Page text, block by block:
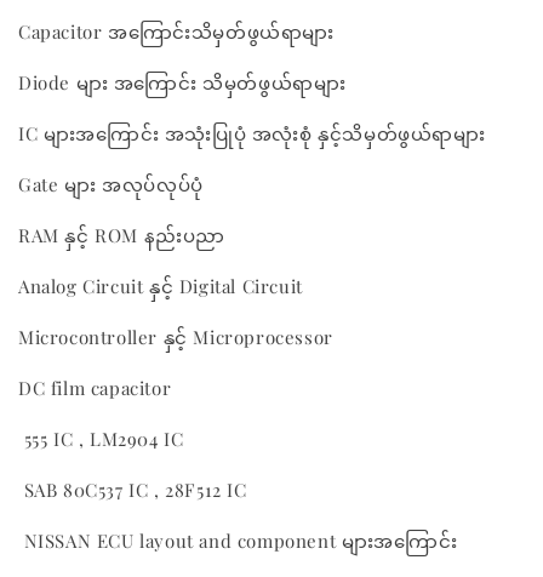
Capacitor အကြောင်းသိမှတ်ဖွယ်ရာများ
Diode များ အကြောင်း သိမှတ်ဖွယ်ရာများ
IC များအကြောင်း အသုံးပြုပုံ အလုံးစုံ နှင့်သိမှတ်ဖွယ်ရာများ
Gate များ အလုပ်လုပ်ပုံ
RAM နှင့် ROM နည်းပညာ
Analog Circuit နှင့် Digital Circuit
Microcontroller နှင့် Microprocessor
DC film capacitor
555 IC , LM2904 IC
SAB 80C537 IC , 28F512 IC
NISSAN ECU layout and component များအကြောင်း